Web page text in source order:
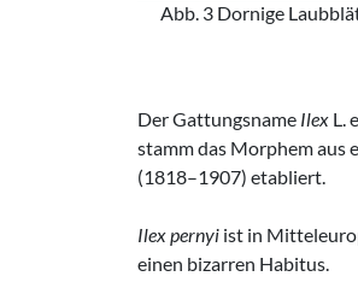
Abb. 3 Dornige
Der Gattungsname Ilex L.
stamm das Morphem
(1818–1907) etabliert.
Ilex pernyi ist in
einen bizarren Habitus.